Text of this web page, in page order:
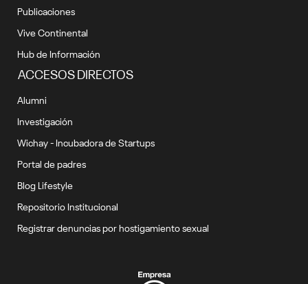
Publicaciones
Vive Continental
Hub de Información
ACCESOS DIRECTOS
Alumni
Investigación
Wichay - Incubadora de Startups
Portal de padres
Blog Lifestyle
Repositorio Institucional
Registrar denuncias por hostigamiento sexual